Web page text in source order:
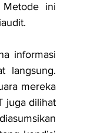
Metode ini
informasi
langsung.
mereka
juga dilihat